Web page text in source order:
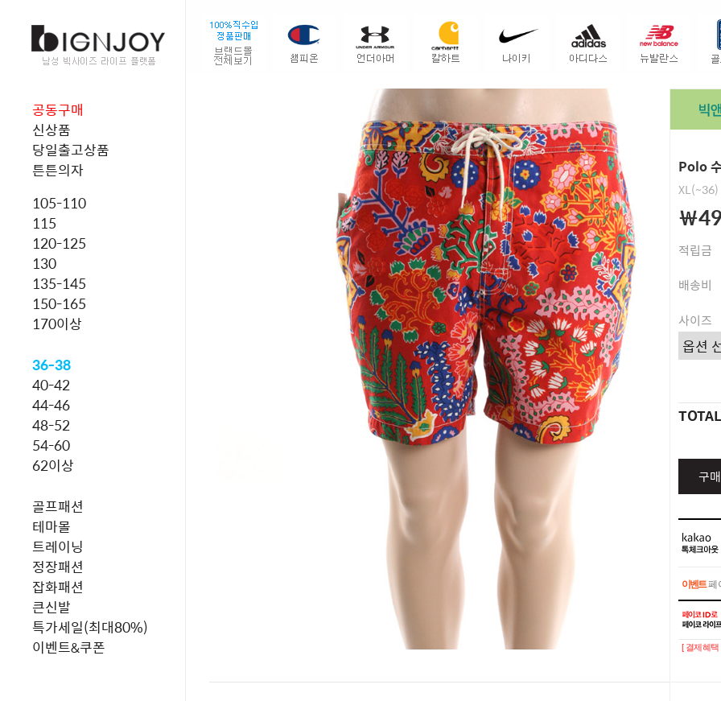
공동구매
신상품
당일출고상품
튼튼의자
105-110
115
120-125
130
135-145
150-165
170이상
36-38
40-42
44-46
48-52
54-60
62이상
골프패션
테마몰
트레이닝
정장패션
잡화패션
큰신발
특가세일(최대80%)
이벤트&쿠폰
Polo
XL(~36)
￦
적립금
배송비
사이즈
TOTAL
구
이벤트페
이벤트페
[ 결제혜